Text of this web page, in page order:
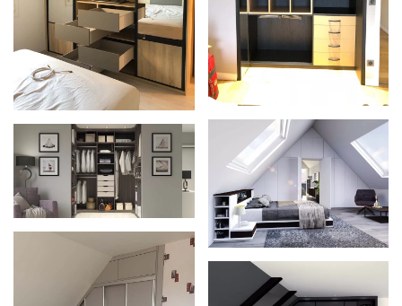
Zoom
Zoom